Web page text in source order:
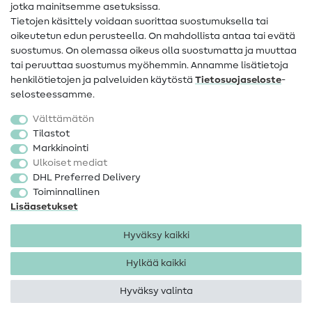
Tietoa omistajanvaihdoksesta
FAQ
Peruutusoikeus
Suosittu
Kankaat
Ompelutarvikkeet
Ale
jotka mainitsemme asetuksissa.
Tietojen käsittely voidaan suorittaa suostumuksella tai
oikeutetun edun perusteella. On mahdollista antaa tai evätä
suostumus. On olemassa oikeus olla suostumatta ja muuttaa
tai peruuttaa suostumus myöhemmin. Annamme lisätietoja
henkilötietojen ja palveluiden käytöstä Tietosuojaseloste-
selosteessamme.
Välttämätön
Tilastot
Markkinointi
Ulkoiset mediat
DHL Preferred Delivery
Toiminnallinen
Lisäasetukset
Hyväksy kaikki
Hylkää kaikki
Hyväksy valinta
Tietosuoja
Käyttöehdot
Peruutusoikeus
Tekijänoikeus 2026 SewIY GmbH